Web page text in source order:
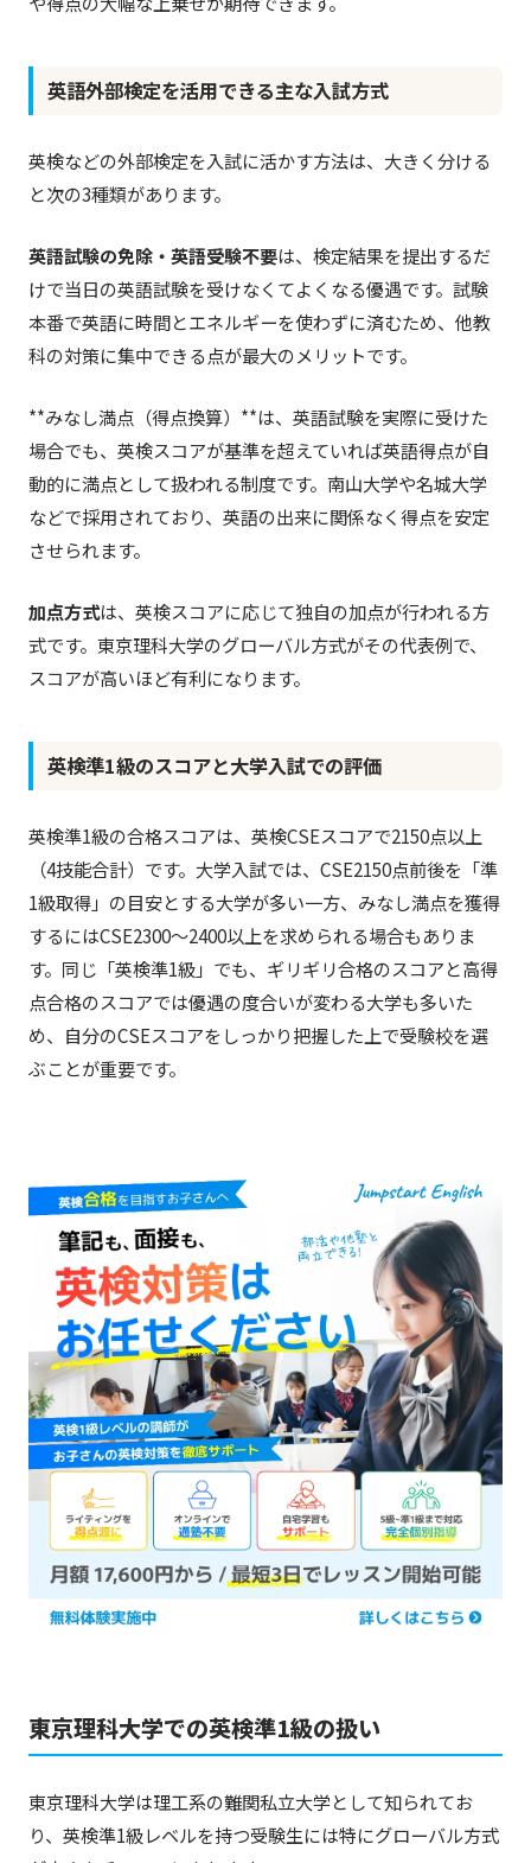
英語外部検定を活用できる主な入試方式
英検などの外部検定を入試に活かす方法は、大きく分ける
と次の3種類があります。
英語試験の免除・英語受験不要は、検定結果を提出するだ
けで当日の英語試験を受けなくてよくなる優遇です。試験
本番で英語に時間とエネルギーを使わずに済むため、他教
科の対策に集中できる点が最大のメリットです。
**みなし満点（得点換算）**は、英語試験を実際に受けた
場合でも、英検スコアが基準を超えていれば英語得点が自
動的に満点として扱われる制度です。南山大学や名城大学
などで採用されており、英語の出来に関係なく得点を安定
させられます。
加点方式は、英検スコアに応じて独自の加点が行われる方
式です。東京理科大学のグローバル方式がその代表例で、
スコアが高いほど有利になります。
英検準1級のスコアと大学入試での評価
英検準1級の合格スコアは、英検CSEスコアで2150点以上
（4技能合計）です。大学入試では、CSE2150点前後を「準
1級取得」の目安とする大学が多い一方、みなし満点を獲得
するにはCSE2300〜2400以上を求められる場合もありま
す。同じ「英検準1級」でも、ギリギリ合格のスコアと高得
点合格のスコアでは優遇の度合いが変わる大学も多いた
め、自分のCSEスコアをしっかり把握した上で受験校を選
ぶことが重要です。
東京理科大学での英検準1級の扱い
東京理科大学は理工系の難関私立大学として知られてお
り、英検準1級レベルを持つ受験生には特にグローバル方式